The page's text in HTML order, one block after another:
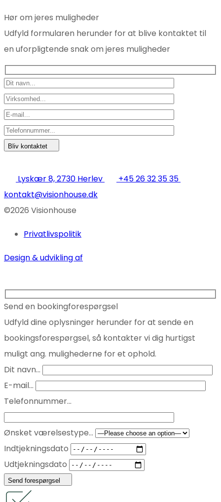
Hør om jeres muligheder
Udfyld formularen herunder for at blive kontaktet til
en uforpligtende snak om jeres muligheder
Bliv kontaktet
Lyskær 8, 2730 Herlev
+45 26 32 35 35
kontakt@visionhouse.dk
©2026 Visionhouse
Privatlivspolitik
Design & udvikling af
Send en bookingforespørgsel
Udfyld dine oplysninger herunder for at sende en
bookingsforespørgsel, så kontakter vi dig hurtigst
muligt ang. mulighederne for et ophold.
Dit navn...
E-mail...
Telefonnummer...
Ønsket værelsestype...
Indtjekningsdato
Udtjekningsdato
Send forespørgsel